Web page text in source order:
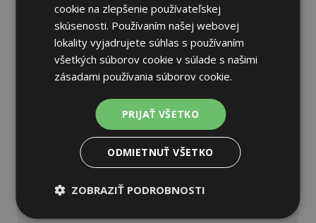
Pirelli SCORPION MX32
110/90 -19 62 M Zadné
89,35 €
cookie na zlepšenie používateľskej
skúsenosti. Používaním našej webovej
lokality vyjadrujete súhlas s používaním
všetkých súborov cookie v súlade s našimi
zásadami používania súborov cookie.
PRIJAŤ VŠETKO
ODMIETNUŤ VŠETKO
ZOBRAZIŤ PODROBNOSTI